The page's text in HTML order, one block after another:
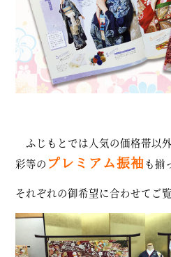
ふじもとでは人気の価格帯以
彩等のプレミアム振袖も揃
それぞれの御希望に合わせてご覧